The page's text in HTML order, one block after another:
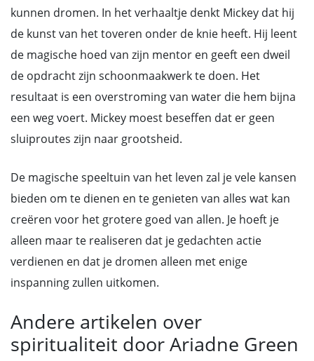
kunnen dromen. In het verhaaltje denkt Mickey dat hij
de kunst van het toveren onder de knie heeft. Hij leent
de magische hoed van zijn mentor en geeft een dweil
de opdracht zijn schoonmaakwerk te doen. Het
resultaat is een overstroming van water die hem bijna
een weg voert. Mickey moest beseffen dat er geen
sluiproutes zijn naar grootsheid.
De magische speeltuin van het leven zal je vele kansen
bieden om te dienen en te genieten van alles wat kan
creëren voor het grotere goed van allen. Je hoeft je
alleen maar te realiseren dat je gedachten actie
verdienen en dat je dromen alleen met enige
inspanning zullen uitkomen.
Andere artikelen over
spiritualiteit door Ariadne Green